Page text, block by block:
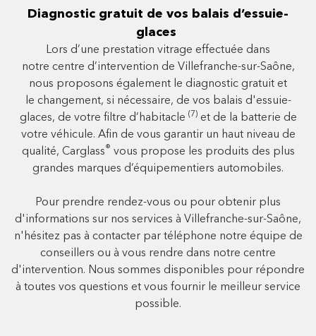
Diagnostic gratuit de vos balais d’essuie-
glaces
Lors d’une prestation vitrage effectuée dans
notre centre d’intervention de Villefranche-sur-Saône,
nous proposons également le diagnostic gratuit et
le changement, si nécessaire, de vos balais d'essuie-
glaces, de votre filtre d’habitacle (7)et de la batterie de
votre véhicule. Afin de vous garantir un haut niveau de
qualité, Carglass® vous propose les produits des plus
grandes marques d’équipementiers automobiles.
Pour prendre rendez-vous ou pour obtenir plus
d'informations sur nos services à Villefranche-sur-Saône,
n'hésitez pas à contacter par téléphone notre équipe de
conseillers ou à vous rendre dans notre centre
d'intervention. Nous sommes disponibles pour répondre
à toutes vos questions et vous fournir le meilleur service
possible.